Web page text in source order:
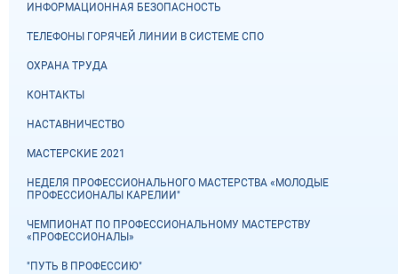
ИНФОРМАЦИОННАЯ БЕЗОПАСНОСТЬ
ТЕЛЕФОНЫ ГОРЯЧЕЙ ЛИНИИ В СИСТЕМЕ СПО
ОХРАНА ТРУДА
КОНТАКТЫ
НАСТАВНИЧЕСТВО
МАСТЕРСКИЕ 2021
НЕДЕЛЯ ПРОФЕССИОНАЛЬНОГО МАСТЕРСТВА «МОЛОДЫЕ
ПРОФЕССИОНАЛЫ КАРЕЛИИ"
ЧЕМПИОНАТ ПО ПРОФЕССИОНАЛЬНОМУ МАСТЕРСТВУ
«ПРОФЕССИОНАЛЫ»
"ПУТЬ В ПРОФЕССИЮ"